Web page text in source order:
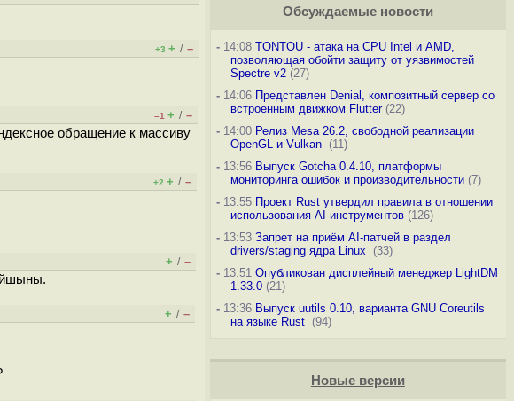
+3 + / –
–1 + / –
обращение к массиву
+2 + / –
+ / –
+ / –
Обсуждаемые новости
-14:08 TONTOU - атака на CPU Intel и AMD,
позволяющая обойти защиту от уязвимостей
Spectre v2(27)
-14:06 Представлен Denial, композитный сервер со
встроенным движком Flutter(22)
-14:00 Релиз Mesa 26.2, свободной реализации
OpenGL и Vulkan (11)
-13:56 Выпуск Gotcha 0.4.10, платформы
мониторинга ошибок и производительности(7)
-13:55 Проект Rust утвердил правила в отношении
использования AI-инструментов(126)
-13:53 Запрет на приём AI-патчей в раздел
drivers/staging ядра Linux
(33)
-13:51 Опубликован дисплейный менеджер LightDM
1.33.0(21)
-13:36 Выпуск uutils 0.10, варианта GNU Coreutils
на языке Rust (94)
Новые версии